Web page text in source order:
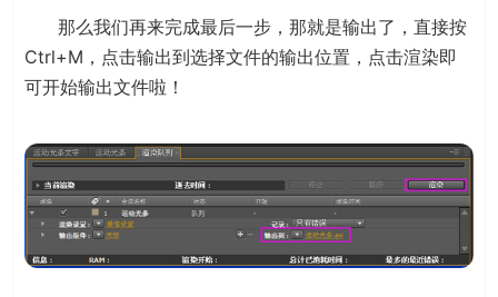
那么我们再来完成最后一步，那就是输出了，直接按
Ctrl+M，点击输出到选择文件的输出位置，点击渲染即
可开始输出文件啦！